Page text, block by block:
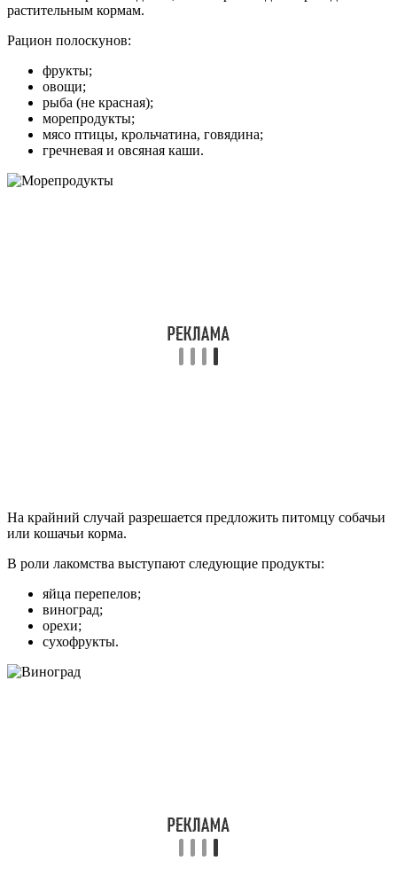
растительным кормам.
Рацион полоскунов:
фрукты;
овощи;
рыба (не красная);
морепродукты;
мясо птицы, крольчатина, говядина;
гречневая и овсяная каши.
На крайний случай разрешается предложить питомцу собачьи
или кошачьи корма.
В роли лакомства выступают следующие продукты:
яйца перепелов;
виноград;
орехи;
сухофрукты.